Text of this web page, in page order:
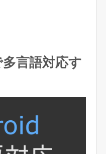
言語対応す